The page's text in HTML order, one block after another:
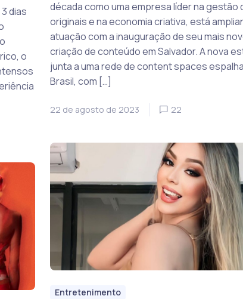
década como uma empresa líder na gestão
originais e na economia criativa, está
atuação com a inauguração de seu mais
criação de conteúdo em Salvador. A nova
junta a uma rede de content spaces
Brasil, com […]
22 de agosto de 2023 22
dias
o
Entretenimento